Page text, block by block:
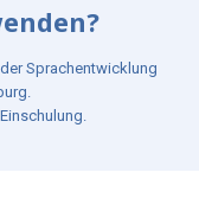
Sprachentwicklung